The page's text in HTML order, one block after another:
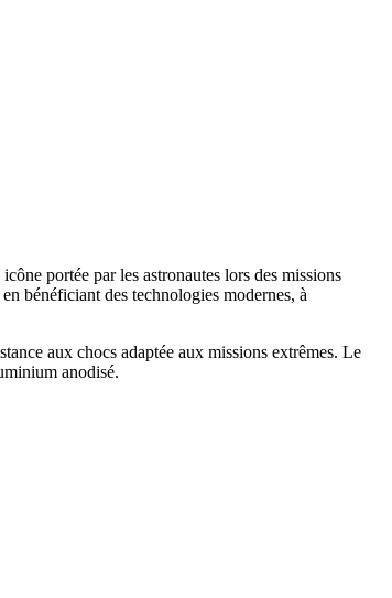
portée par les astronautes lors des missions
bénéficiant des technologies modernes, à
aux chocs adaptée aux missions extrêmes. Le
anodisé.